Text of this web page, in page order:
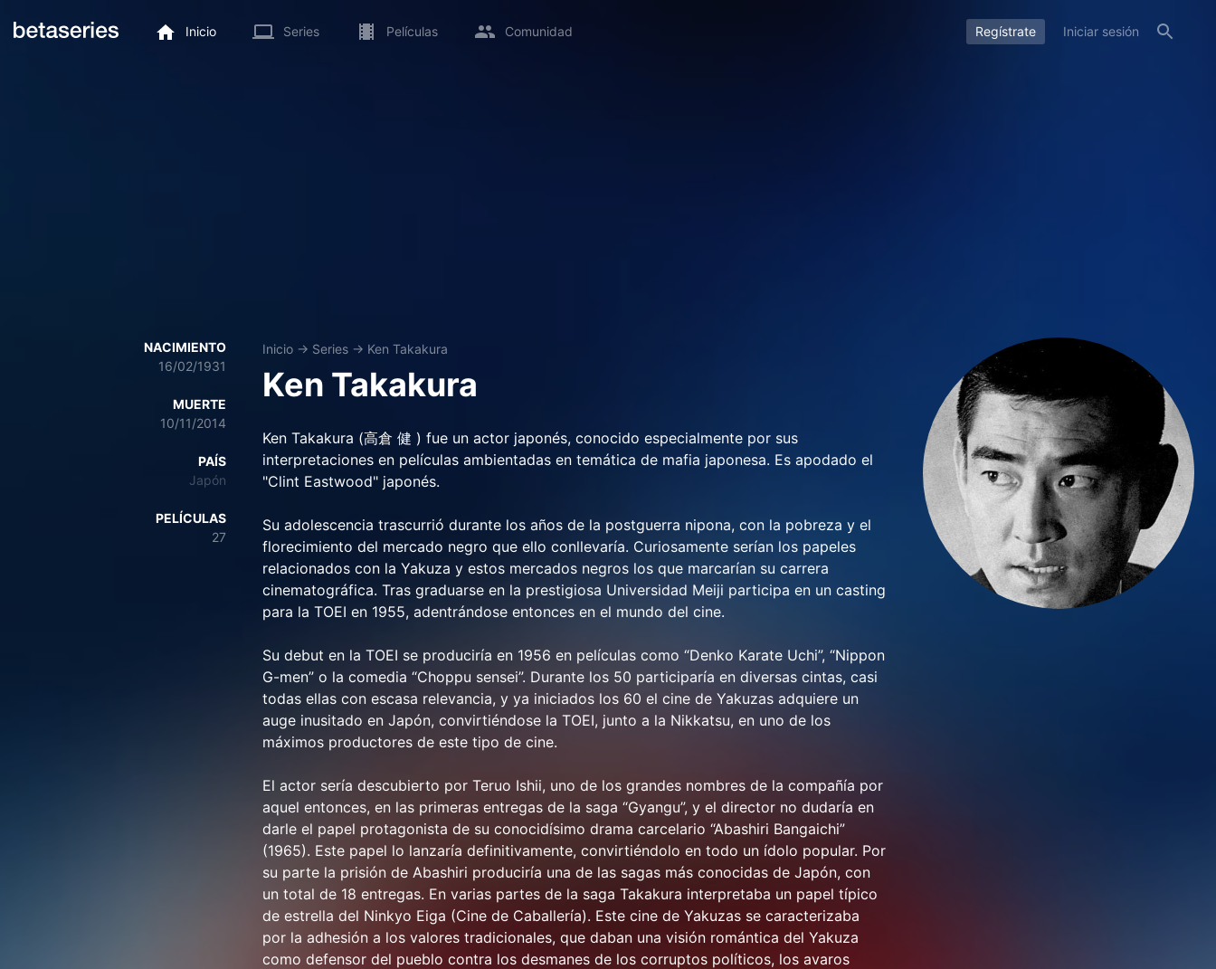
Inicio Series Películas Comunidad Regístrate Iniciar sesión
NACIMIENTO
16/02/1931
MUERTE
10/11/2014
PAÍS
Japón
PELÍCULAS
27
Inicio → Series → Ken Takakura
Ken Takakura
Ken Takakura (高倉 健 ) fue un actor japonés, conocido especialmente por sus
interpretaciones en películas ambientadas en temática de mafia japonesa. Es apodado el
"Clint Eastwood" japonés.
Su adolescencia trascurrió durante los años de la postguerra nipona, con la pobreza y el
florecimiento del mercado negro que ello conllevaría. Curiosamente serían los papeles
relacionados con la Yakuza y estos mercados negros los que marcarían su carrera
cinematográfica. Tras graduarse en la prestigiosa Universidad Meiji participa en un casting
para la TOEI en 1955, adentrándose entonces en el mundo del cine.
Su debut en la TOEI se produciría en 1956 en películas como “Denko Karate Uchi”, “Nippon
G-men” o la comedia “Choppu sensei”. Durante los 50 participaría en diversas cintas, casi
todas ellas con escasa relevancia, y ya iniciados los 60 el cine de Yakuzas adquiere un
auge inusitado en Japón, convirtiéndose la TOEI, junto a la Nikkatsu, en uno de los
máximos productores de este tipo de cine.
El actor sería descubierto por Teruo Ishii, uno de los grandes nombres de la compañía por
aquel entonces, en las primeras entregas de la saga “Gyangu”, y el director no dudaría en
darle el papel protagonista de su conocidísimo drama carcelario “Abashiri Bangaichi”
(1965). Este papel lo lanzaría definitivamente, convirtiéndolo en todo un ídolo popular. Por
su parte la prisión de Abashiri produciría una de las sagas más conocidas de Japón, con
un total de 18 entregas. En varias partes de la saga Takakura interpretaba un papel típico
de estrella del Ninkyo Eiga (Cine de Caballería). Este cine de Yakuzas se caracterizaba
por la adhesión a los valores tradicionales, que daban una visión romántica del Yakuza
como defensor del pueblo contra los desmanes de los corruptos políticos, los avaros